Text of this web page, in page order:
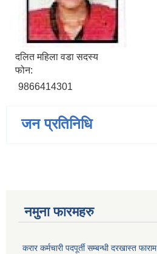
दलित महिला वडा सदस्य
फोन:
9866414301
जन प्रतिनिधि
नमुना फारमहरु
करार कर्मचारी पदपूर्ती सम्बन्धी दरखास्त फाराम